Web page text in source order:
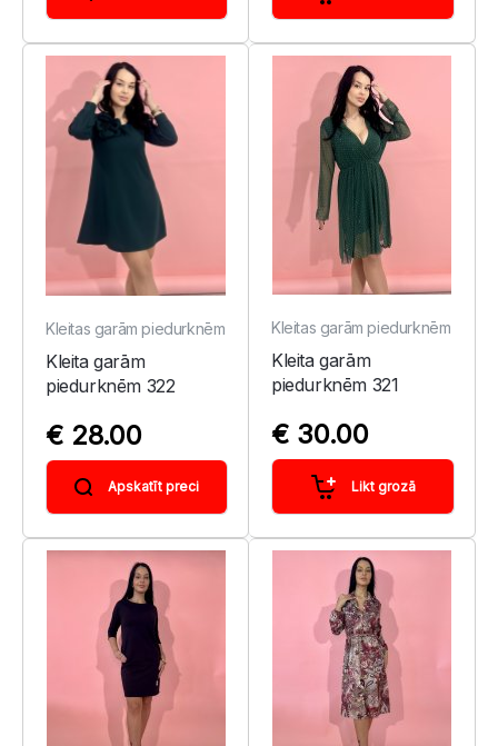
Kleitas garām piedurknēm
Kleita garām
piedurknēm 322
€ 28.00
Apskatīt preci
Kleitas garām piedurknēm
Kleita garām
piedurknēm 321
€ 30.00
Likt grozā